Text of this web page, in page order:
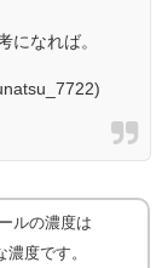
になれば。
ルの濃度は
度です。